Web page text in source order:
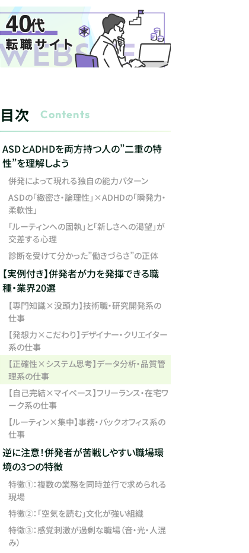
目次 Contents
ASDとADHDを両方持つ人の”二重の特
性”を理解しよう
併発によって現れる独自の能力パターン
ASDの「緻密さ・論理性」×ADHDの「瞬発力・
柔軟性」
「ルーティンへの固執」と「新しさへの渇望」が
交差する心理
診断を受けて分かった”働きづらさ”の正体
【実例付き】併発者が力を発揮できる職
種・業界20選
【専門知識×没頭力】技術職・研究開発系の
仕事
【発想力×こだわり】デザイナー・クリエイター
系の仕事
【正確性×システム思考】データ分析・品質管
理系の仕事
【自己完結×マイペース】フリーランス・在宅ワ
ーク系の仕事
【ルーティン×集中】事務・バックオフィス系の
仕事
逆に注意！併発者が苦戦しやすい職場環
境の3つの特徴
特徴①：複数の業務を同時並行で求められる
現場
特徴②：「空気を読む」文化が強い組織
特徴③：感覚刺激が過剰な職場（音・光・人混
み）